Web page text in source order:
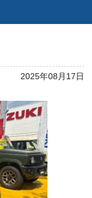
2025年08月17日